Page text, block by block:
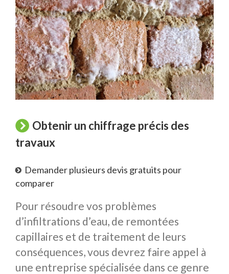
Obtenir un chiffrage précis des
travaux
Demander plusieurs devis gratuits pour
comparer
Pour résoudre vos problèmes
d’infiltrations d’eau, de remontées
capillaires et de traitement de leurs
conséquences, vous devrez faire appel à
une entreprise spécialisée dans ce genre